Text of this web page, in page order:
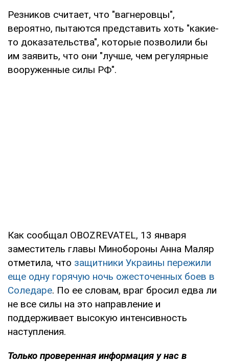
Резников считает, что "вагнеровцы",
вероятно, пытаются представить хоть "какие-
то доказательства", которые позволили бы
им заявить, что они "лучше, чем регулярные
вооруженные силы РФ".
Как сообщал OBOZREVATEL, 13 января
заместитель главы Минобороны Анна Маляр
отметила, что защитники Украины пережили
еще одну горячую ночь ожесточенных боев в
Соледаре. По ее словам, враг бросил едва ли
не все силы на это направление и
поддерживает высокую интенсивность
наступления.
Только проверенная информация у нас в